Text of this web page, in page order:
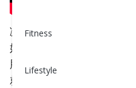
Fitness
Lifestyle
减肥可以在许多不同方面
始这个过程可能会很棘手
肥，减多少
就是为您准备的！